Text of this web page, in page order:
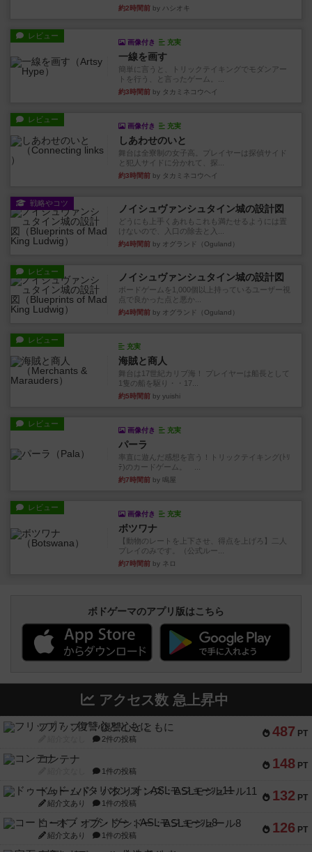
約2時間前 by ハシオキ
レビュー
画像付き 充実
一線を画す
簡単に言うと、トリックテイキングでモダンアー
トを行う、と言ったゲーム。...
約3時間前 by タカミネコウヘイ
レビュー
画像付き 充実
しあわせのいと
舞台は全寮制の女子高。プレイヤーは探偵サイド
と犯人サイドに分かれて、探...
約3時間前 by タカミネコウヘイ
戦略やコツ ノイシュヴァンシュタイン城の設計図
どうにも上手くあれもこれも満たせるようには置
けないので、入口の除去と入...
約4時間前 by オグランド（Oguland）
レビュー ノイシュヴァンシュタイン城の設計図
ボードゲームを1,000個以上持っているユーザー視
点で良かった点と悪か...
約4時間前 by オグランド（Oguland）
レビュー
充実
海賊と商人
舞台は17世紀カリブ海！ プレイヤーは船長として
1隻の船を駆り・・17...
約5時間前 by yuishi
レビュー
画像付き 充実
パーラ
率直に遊んだ感想を言う！トリックテイキング(ﾄﾘ
ﾃ)のカードゲーム。 ...
約7時間前 by 鳴屋
レビュー
画像付き 充実
ボツワナ
【動物のレートを上下させ、得点を上げろ】二人
プレイのみです。（公式ルー...
約7時間前 by ネロ
ボドゲーマのアプリ版はこちら
アクセス数 急上昇中
487 PT
フリップ７：復讐心とともに
2件の投稿
148 PT
コンテナ
1件の投稿
132 PT
ドゥームド・バタリオンズ：ASLモジュール11
紹介文あり 1件の投稿
126 PT
コード・オブ・ブシドー：ASLモジュール8
紹介文あり 1件の投稿